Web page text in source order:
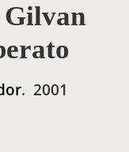
. 2001